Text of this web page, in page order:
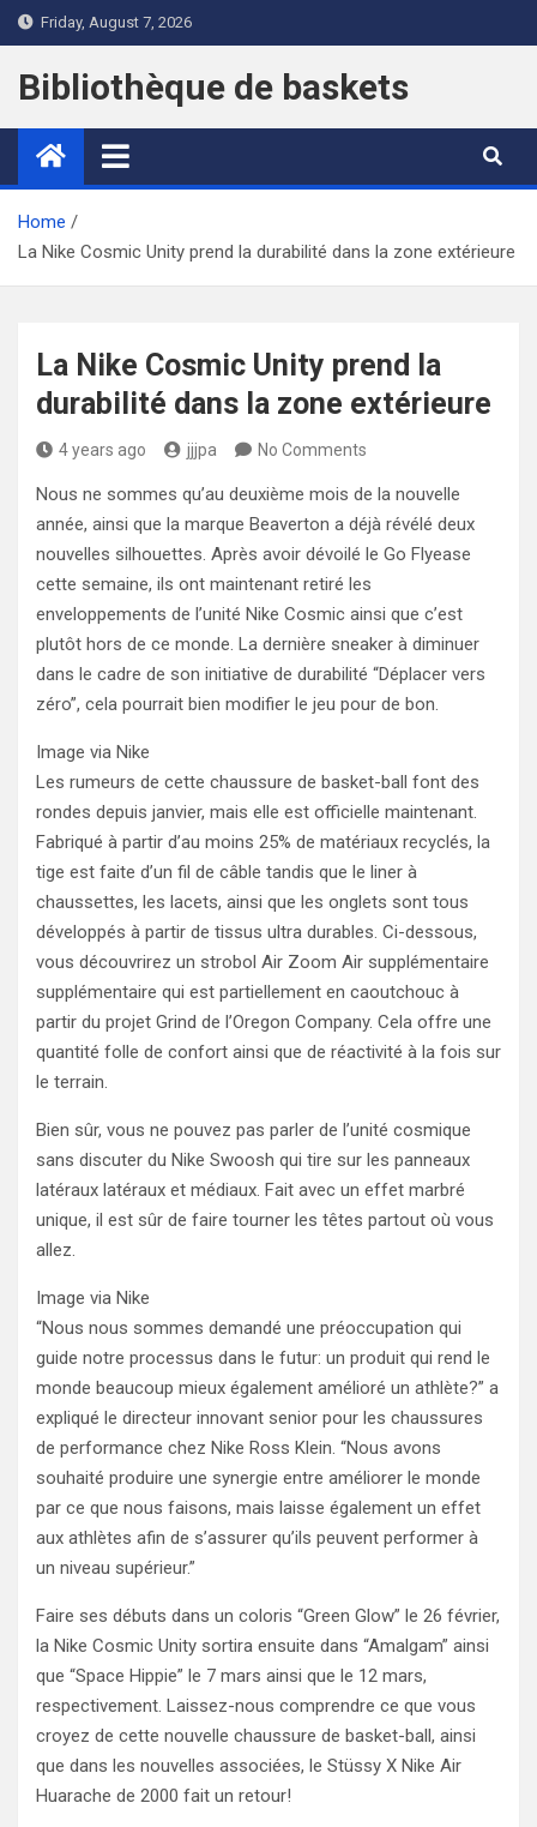
Skip
to
content
Friday, August 7, 2026
Bibliothèque de baskets
Home
La Nike Cosmic Unity prend la durabilité dans la zone extérieure
La Nike Cosmic Unity prend la
durabilité dans la zone extérieure
4 years ago jjjpa No Comments
Nous ne sommes qu’au deuxième mois de la nouvelle
année, ainsi que la marque Beaverton a déjà révélé deux
nouvelles silhouettes. Après avoir dévoilé le Go Flyease
cette semaine, ils ont maintenant retiré les
enveloppements de l’unité Nike Cosmic ainsi que c’est
plutôt hors de ce monde. La dernière sneaker à diminuer
dans le cadre de son initiative de durabilité “Déplacer vers
zéro”, cela pourrait bien modifier le jeu pour de bon.
Image via Nike
Les rumeurs de cette chaussure de basket-ball font des
rondes depuis janvier, mais elle est officielle maintenant.
Fabriqué à partir d’au moins 25% de matériaux recyclés, la
tige est faite d’un fil de câble tandis que le liner à
chaussettes, les lacets, ainsi que les onglets sont tous
développés à partir de tissus ultra durables. Ci-dessous,
vous découvrirez un strobol Air Zoom Air supplémentaire
supplémentaire qui est partiellement en caoutchouc à
partir du projet Grind de l’Oregon Company. Cela offre une
quantité folle de confort ainsi que de réactivité à la fois sur
le terrain.
Bien sûr, vous ne pouvez pas parler de l’unité cosmique
sans discuter du Nike Swoosh qui tire sur les panneaux
latéraux latéraux et médiaux. Fait avec un effet marbré
unique, il est sûr de faire tourner les têtes partout où vous
allez.
Image via Nike
“Nous nous sommes demandé une préoccupation qui
guide notre processus dans le futur: un produit qui rend le
monde beaucoup mieux également amélioré un athlète?” a
expliqué le directeur innovant senior pour les chaussures
de performance chez Nike Ross Klein. “Nous avons
souhaité produire une synergie entre améliorer le monde
par ce que nous faisons, mais laisse également un effet
aux athlètes afin de s’assurer qu’ils peuvent performer à
un niveau supérieur.”
Faire ses débuts dans un coloris “Green Glow” le 26 février,
la Nike Cosmic Unity sortira ensuite dans “Amalgam” ainsi
que “Space Hippie” le 7 mars ainsi que le 12 mars,
respectivement. Laissez-nous comprendre ce que vous
croyez de cette nouvelle chaussure de basket-ball, ainsi
que dans les nouvelles associées, le Stüssy X Nike Air
Huarache de 2000 fait un retour!